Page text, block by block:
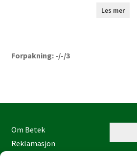
Les mer
Forpakning: -/-/3
Om Betek
Reklamasjon